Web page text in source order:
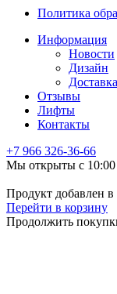
Политика
Информация
Новости
Дизайн
Отзывы
Лифты
Контакты
+7 966 326-36-66
Мы открыты с 10:00
Продукт добавлен в
Перейти в корзину
Продолжить